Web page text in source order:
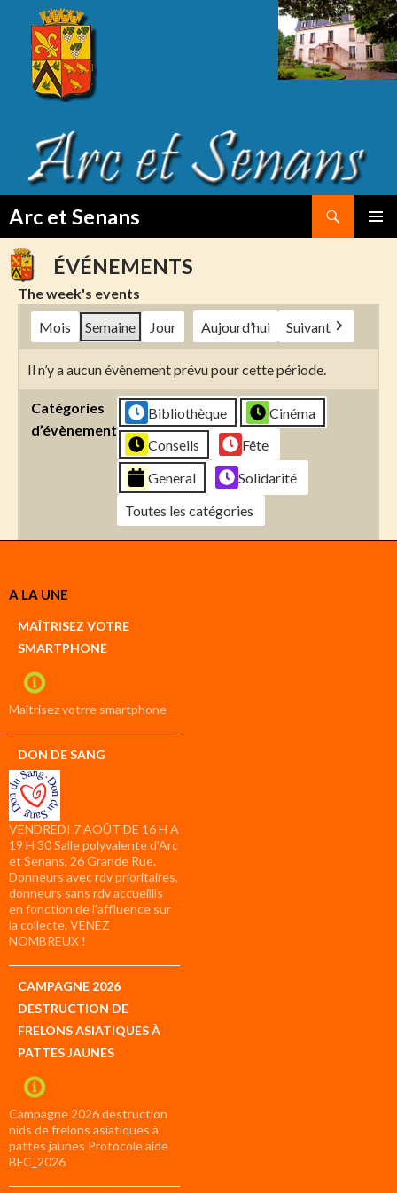
Arc et Senans
TO
CONTENTÉVÉNEMENTS
The week's events
Mois
Semaine Jour Aujourd’hui Suivant
Il n’y a aucun évènement prévu pour cette période.
Catégories
d’évènement
Bibliothèque
Cinéma
Conseils
Fête
General
Solidarité
Toutes les catégories
Créer
compte
compte
A LA UNE
MAÎTRISEZ VOTRE
SMARTPHONE
Maîtrisez votrre smartphone
DON DE SANG
VENDREDI 7 AOÛT DE 16 H A
19 H 30 Salle polyvalente d’Arc
et Senans, 26 Grande Rue.
Donneurs avec rdv prioritaires,
donneurs sans rdv accueillis
en fonction de l’affluence sur
la collecte. VENEZ
NOMBREUX !
CAMPAGNE 2026
DESTRUCTION DE
FRELONS ASIATIQUES À
PATTES JAUNES
Campagne 2026 destruction
nids de frelons asiatiques à
pattes jaunes Protocole aide
BFC_2026